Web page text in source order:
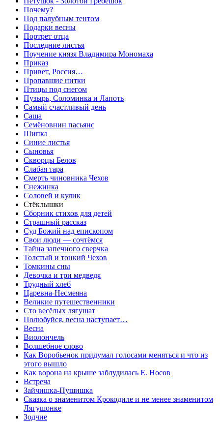
Почему?
Под палубным тентом
Подарки весны
Портрет отца
Последние листья
Поучение князя Владимира Мономаха
Приказ
Привет, Россия…
Пропавшие нитки
Птицы под снегом
Пузырь, Соломинка и Лапоть
Самый счастливый день
Саша
Семёновнин пасьянс
Шипка
Синие листья
Сыновья
Скворцы Белов
Слабая тара
Смерть чиновника Чехов
Снежинка
Соловей и кулик
Стёклышки
Сборник стихов для детей
Страшный рассказ
Суд Божий над епископом
Свои люди — сочтёмся
Тайна запечного сверчка
Толстый и тонкий Чехов
Томкины сны
Девочка и три медведя
Трудный хлеб
Царевна-Несмеяна
Великие путешественники
Сто весёлых лягушат
Полюбуйся, весна наступает…
Весна
Виолончель
Волшебное слово
Кaк Воробьенок придумaл голосaми меняться и что из
этого вышло
Как ворона на крыше заблудилась Е. Носов
Встреча
Зайчишка-Пушишка
Сказка о знаменитом Крокодиле и не менее знаменитом
Лягушонке
Зодчие